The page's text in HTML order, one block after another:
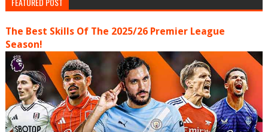
The Best Skills Of The 2025/26 Premier League
Season!